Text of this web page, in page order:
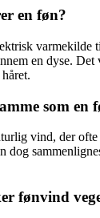
en føn?
varmekilde
en dyse.
som en
vind, der
dog
fønvind